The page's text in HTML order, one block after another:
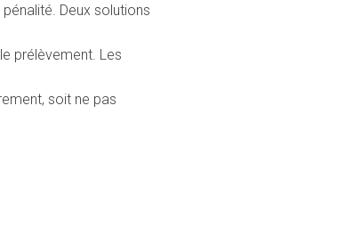
Deux solutions
prélèvement. Les
soit ne pas